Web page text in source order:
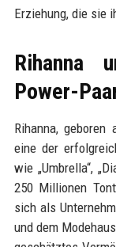
Erziehung, die sie
Rihanna
Power-
Rihanna,
eine der
wie „Umbrella“,
250 Millionen
sich als
und dem